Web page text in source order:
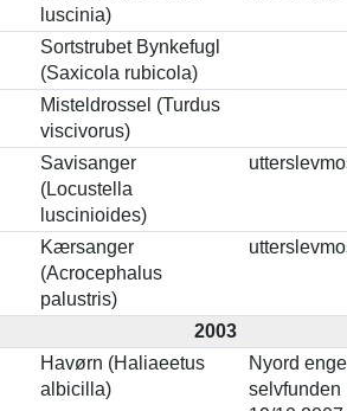
luscinia)
Sortstrubet Bynkefugl
(Saxicola rubicola)
Misteldrossel (Turdus
viscivorus)
Savisanger
(Locustella
luscinioides)
Kærsanger
(Acrocephalus
palustris)
2003
Havørn (Haliaeetus
albicilla)
Nyord
selvfunden